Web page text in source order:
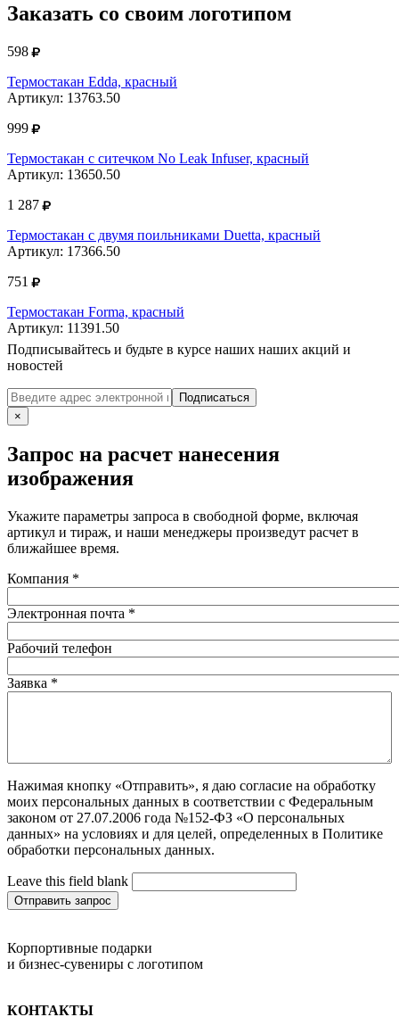
Заказать со своим логотипом
598
Термостакан Edda, красный
Артикул: 13763.50
999
Термостакан с ситечком No Leak Infuser, красный
Артикул: 13650.50
1 287
Термостакан с двумя поильниками Duetta, красный
Артикул: 17366.50
751
Термостакан Forma, красный
Артикул: 11391.50
Подписывайтесь и будьте в курсе наших наших акций и
новостей
Подписаться
×
Запрос на расчет нанесения
изображения
Укажите параметры запроса в свободной форме, включая
артикул и тираж, и наши менеджеры произведут расчет в
ближайшее время.
Компания *
Электронная почта *
Рабочий телефон
Заявка *
Нажимая кнопку «Отправить», я даю согласие на обработку
моих персональных данных в соответствии с Федеральным
законом от 27.07.2006 года №152-ФЗ «О персональных
данных» на условиях и для целей, определенных в Политике
обработки персональных данных.
Leave this field blank
Отправить запрос
Корпортивные подарки
и бизнес-сувениры с логотипом
КОНТАКТЫ